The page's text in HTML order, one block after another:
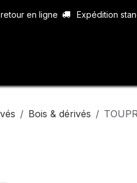
en ligne Expédition
Bois & dérivés